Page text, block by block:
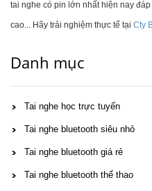
tai nghe có pin lớn nhất hiện nay
cao... Hãy trải nghiệm thực tế tại Cty
Danh mục
Tai nghe học trực tuyến
Tai nghe bluetooth siêu nhỏ
Tai nghe bluetooth giá rẻ
Tai nghe bluetooth thể thao